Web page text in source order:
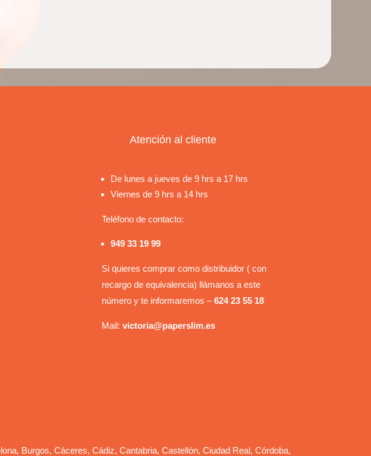
Atención al cliente
De lunes a jueves de 9 hrs a 17 hrs
Viernes de 9 hrs a 14 hrs
Teléfono de contacto:
949 33 19 99
Si quieres comprar como distribuidor ( con
recargo de equivalencia) llámanos a este
número y te informaremos –624 23 55 18
Mail: victoria@paperslim.es
Burgos, Cáceres, Cádiz, Cantabria, Castellón, Ciudad Real, Córdoba,